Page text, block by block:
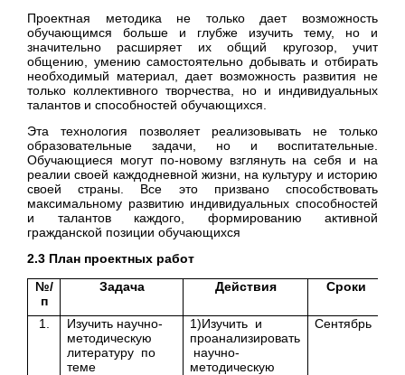
Проектная методика не только дает возможность
обучающимся больше и глубже изучить тему, но и
значительно расширяет их общий кругозор, учит
общению, умению самостоятельно добывать и отбирать
необходимый материал, дает возможность развития не
только коллективного творчества, но и индивидуальных
талантов и способностей обучающихся.
Эта технология позволяет реализовывать не только
образовательные задачи, но и воспитательные.
Обучающиеся могут по-новому взглянуть на себя и на
реалии своей каждодневной жизни, на культуру и историю
своей страны. Все это призвано способствовать
максимальному развитию индивидуальных способностей
и талантов каждого, формированию активной
гражданской позиции обучающихся
2.3 План проектных работ
№/
п
Задача Действия Сроки
1.
Изучить научно-
методическую
литературу по
теме
1)Изучить и
проанализировать
научно-
методическую
Сентябрь